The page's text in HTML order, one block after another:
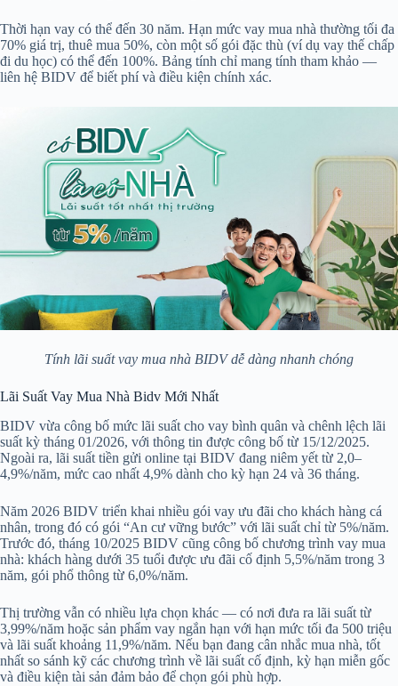
Thời hạn vay có thể đến 30 năm. Hạn mức vay mua nhà thường tối đa
70% giá trị, thuê mua 50%, còn một số gói đặc thù (ví dụ vay thế chấp
đi du học) có thể đến 100%. Bảng tính chỉ mang tính tham khảo —
liên hệ BIDV để biết phí và điều kiện chính xác.
Tính lãi suất vay mua nhà BIDV dễ dàng nhanh chóng
Lãi Suất Vay Mua Nhà Bidv Mới Nhất
BIDV vừa công bố mức lãi suất cho vay bình quân và chênh lệch lãi
suất kỳ tháng 01/2026, với thông tin được công bố từ 15/12/2025.
Ngoài ra, lãi suất tiền gửi online tại BIDV đang niêm yết từ 2,0–
4,9%/năm, mức cao nhất 4,9% dành cho kỳ hạn 24 và 36 tháng.
Năm 2026 BIDV triển khai nhiều gói vay ưu đãi cho khách hàng cá
nhân, trong đó có gói “An cư vững bước” với lãi suất chỉ từ 5%/năm.
Trước đó, tháng 10/2025 BIDV cũng công bố chương trình vay mua
nhà: khách hàng dưới 35 tuổi được ưu đãi cố định 5,5%/năm trong 3
năm, gói phổ thông từ 6,0%/năm.
Thị trường vẫn có nhiều lựa chọn khác — có nơi đưa ra lãi suất từ
3,99%/năm hoặc sản phẩm vay ngắn hạn với hạn mức tối đa 500 triệu
và lãi suất khoảng 11,9%/năm. Nếu bạn đang cân nhắc mua nhà, tốt
nhất so sánh kỹ các chương trình về lãi suất cố định, kỳ hạn miễn gốc
và điều kiện tài sản đảm bảo để chọn gói phù hợp.